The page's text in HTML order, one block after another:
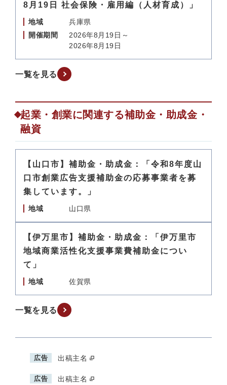
8月19日 社会保険・雇用編（人材育成）」
地域
兵庫県
開催期間
2026年8月19日～
2026年8月19日
一覧を見る
起業・創業に関連する補助金・助成金・
融資
【山口市】補助金・助成金：「令和8年度山
口市創業広告支援補助金の応募事業者を募
集しています。」
地域 山口県
【伊万里市】補助金・助成金：「伊万里市
地域商業活性化支援事業費補助金につい
て」
地域 佐賀県
一覧を見る
広告 出稿主名
広告 出稿主名